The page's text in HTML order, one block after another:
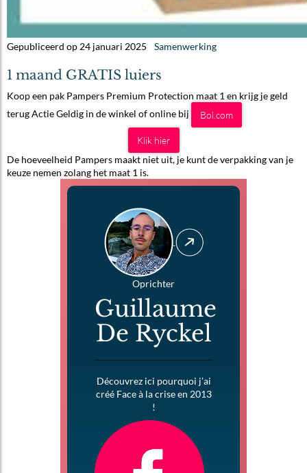
Gepubliceerd op 24 januari 2025 Samenwerking
1 maand GRATIS luiers
Koop een pak Pampers Premium Protection maat 1 en krijg je geld
terug Actie Geldig in de winkel of online bij
Bol.com
Klik hier
De hoeveelheid Pampers maakt niet uit, je kunt de verpakking van je
keuze nemen zolang het maat 1 is.
Oprichter
Guillaume
De Ryckel
Découvrez ici pourquoi j’ai
créé Face à la crise en 2013
!